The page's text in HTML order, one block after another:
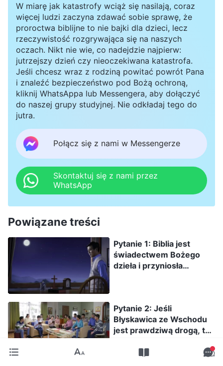
W miarę jak katastrofy wciąż się nasilają, coraz
więcej ludzi zaczyna zdawać sobie sprawę, że
proroctwa biblijne to nie bajki dla dzieci, lecz
rzeczywistość rozgrywająca się na naszych
oczach. Nikt nie wie, co nadejdzie najpierw:
jutrzejszy dzień czy nieoczekiwana katastrofa.
Jeśli chcesz wraz z rodziną powitać powrót Pana
i znaleźć bezpieczeństwo pod Bożą ochroną,
kliknij WhatsAppa lub Messengera, aby dołączyć
do naszej grupy studyjnej. Nie odkładaj tego do
jutra.
Połącz się z nami w Messengerze
Skontaktuj się z nami przez
WhatsApp
Powiązane treści
Pytanie 1: Biblia jest
świadectwem Bożego
dzieła i przyniosła
Boga jako Stwórcę
wszystkich rzeczy,
dowiedzieliśmy się o
Pytanie 2: Jeśli
Błyskawica ze Wschodu
jest prawdziwą drogą, to
waszego przekonania?